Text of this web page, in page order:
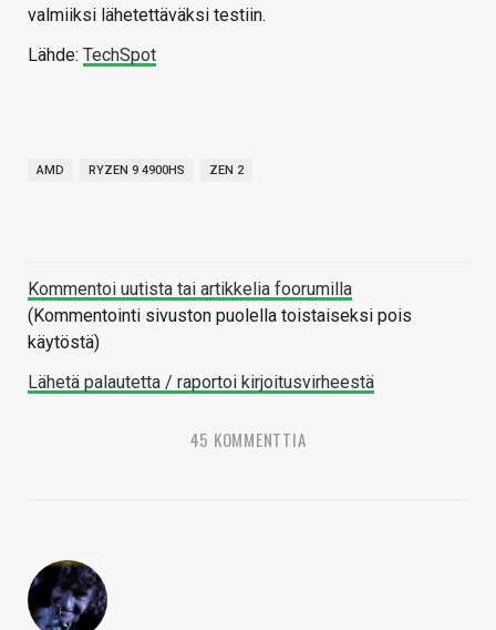
valmiiksi lähetettäväksi testiin.
Lähde: TechSpot
AMD RYZEN 9 4900HS ZEN 2
Kommentoi uutista tai artikkelia foorumilla
(Kommentointi sivuston puolella toistaiseksi pois
käytöstä)
Lähetä palautetta / raportoi kirjoitusvirheestä
45 KOMMENTTIA